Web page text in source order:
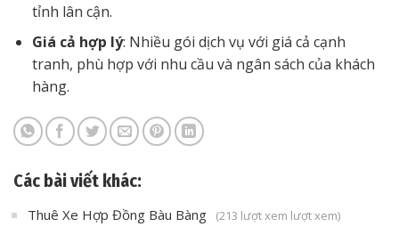
tỉnh lân cận.
Giá cả hợp lý: Nhiều gói dịch vụ với giá cả cạnh
tranh, phù hợp với nhu cầu và ngân sách của khách
hàng.
Các bài viết khác:
Thuê Xe Hợp Đồng Bàu Bàng (213 lượt xem lượt xem)